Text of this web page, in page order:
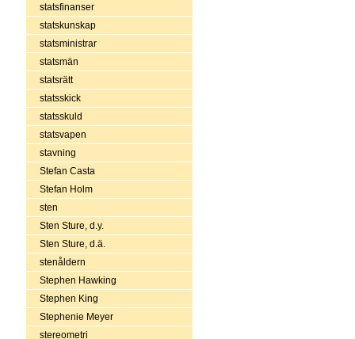
statsfinanser
statskunskap
statsministrar
statsmän
statsrätt
statsskick
statsskuld
statsvapen
stavning
Stefan Casta
Stefan Holm
sten
Sten Sture, d.y.
Sten Sture, d.ä.
stenåldern
Stephen Hawking
Stephen King
Stephenie Meyer
stereometri